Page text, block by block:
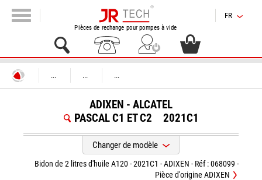
Pièces de rechange pour pompes à vide
FR
... ... ...
ADIXEN - ALCATEL
PASCAL C1 ET C2
2021C1
Changer de modèle
Bidon de 2 litres d'huile A120 - 2021C1 - ADIXEN - Réf : 068099 -
Pièce d'origine ADIXEN